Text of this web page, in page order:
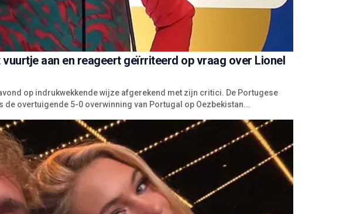
aan en reageert geïrriteerd op vraag over Lionel
op indrukwekkende wijze afgerekend met zijn critici. De Portugese
overtuigende 5-0 overwinning van Portugal op Oezbekistan...